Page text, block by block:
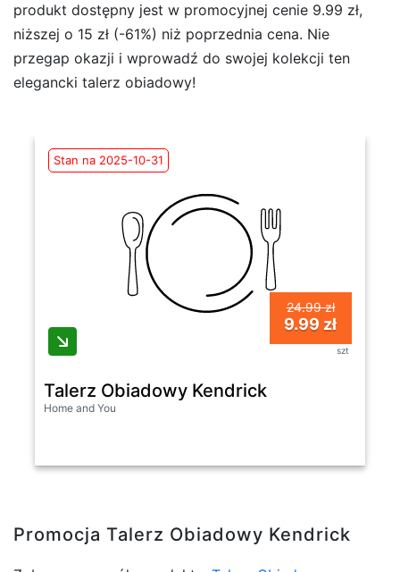
produkt dostępny jest w promocyjnej cenie 9.99 zł,
niższej o 15 zł (-61%) niż poprzednia cena. Nie
przegap okazji i wprowadź do swojej kolekcji ten
elegancki talerz obiadowy!
Stan na 2025-10-31
24.99 zł
9.99 zł
szt
Talerz Obiadowy Kendrick
Home and You
Promocja Talerz Obiadowy Kendrick